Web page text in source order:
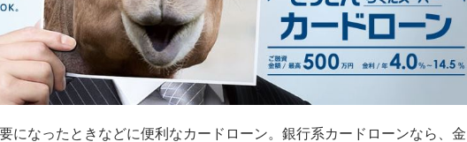
になったときなどに便利なカードローン。銀行系カードローンなら、金